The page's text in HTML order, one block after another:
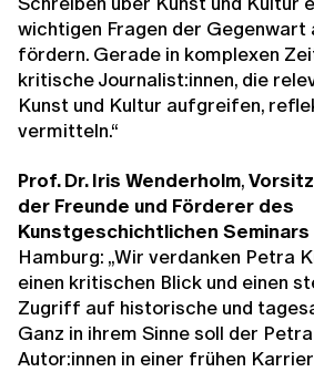
wichtigen Fragen der Gegenwart
fördern. Gerade in komplexen
kritische Journalist:innen, die
Kunst und Kultur aufgreifen,
vermitteln.“
Prof. Dr. Iris Wenderholm,
der Freunde und Förderer des
Kunstgeschichtlichen Seminars
Hamburg: „Wir verdanken Petra
einen kritischen Blick und einen
Zugriff auf historische und
Ganz in ihrem Sinne soll der
Autor:innen in einer frühen